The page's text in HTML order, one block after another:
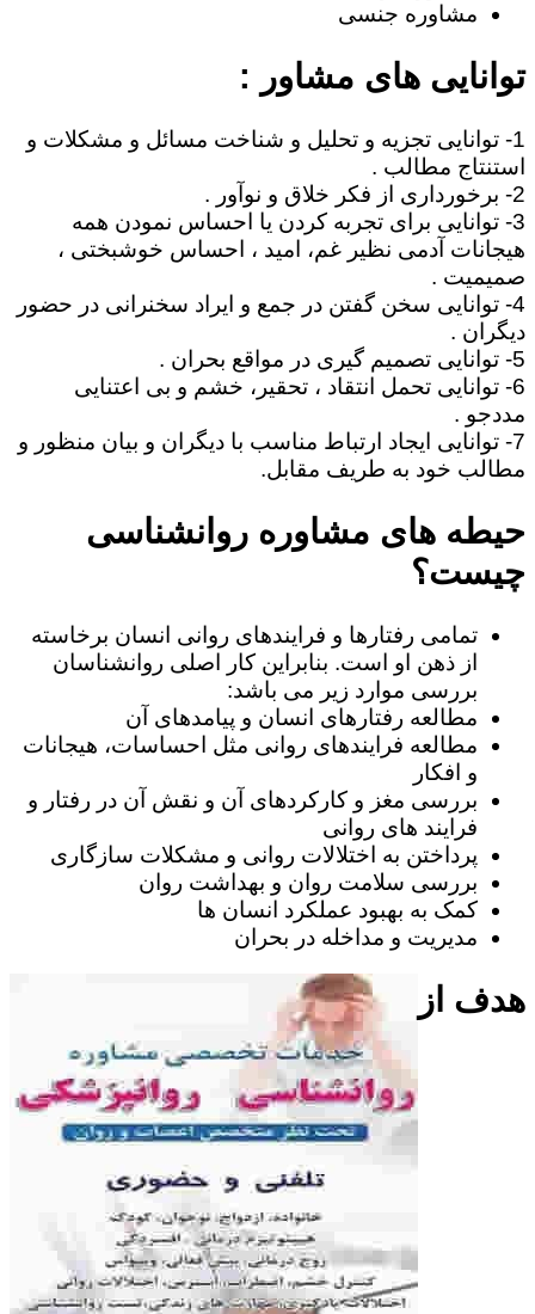
مشاوره جنسی
توانایی های مشاور :
1- توانایی تجزیه و تحلیل و شناخت مسائل و مشکلات و
استنتاج مطالب .
2- برخورداری از فکر خلاق و نوآور .
3- توانایی برای تجربه کردن یا احساس نمودن همه
هیجانات آدمی نظیر غم، امید ، احساس خوشبختی ،
صمیمیت .
4- توانایی سخن گفتن در جمع و ایراد سخنرانی در حضور
دیگران .
5- توانایی تصمیم گیری در مواقع بحران .
6- توانایی تحمل انتقاد ، تحقیر، خشم و بی اعتنایی
مددجو .
7- توانایی ایجاد ارتباط مناسب با دیگران و بیان منظور و
مطالب خود به طریف مقابل.
حیطه های مشاوره روانشناسی
چیست؟
تمامی رفتارها و فرایندهای روانی انسان برخاسته
از ذهن او است. بنابراین کار اصلی روانشناسان
بررسی موارد زیر می باشد:
مطالعه رفتارهای انسان و پیامدهای آن
مطالعه فرایندهای روانی مثل احساسات، هیجانات
و افکار
بررسی مغز و کارکردهای آن و نقش آن در رفتار و
فرایند های روانی
پرداختن به اختلالات روانی و مشکلات سازگاری
بررسی سلامت روان و بهداشت روان
کمک به بهبود عملکرد انسان ها
مدیریت و مداخله در بحران
هدف از